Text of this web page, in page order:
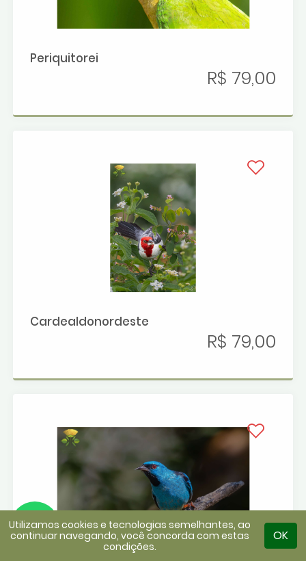
Utilizamos cookies e tecnologias semelhantes, ao
continuar navegando, você concorda com estas
condições.
OK
Periquitorei
R$ 79,00
Cardealdonordeste
R$ 79,00